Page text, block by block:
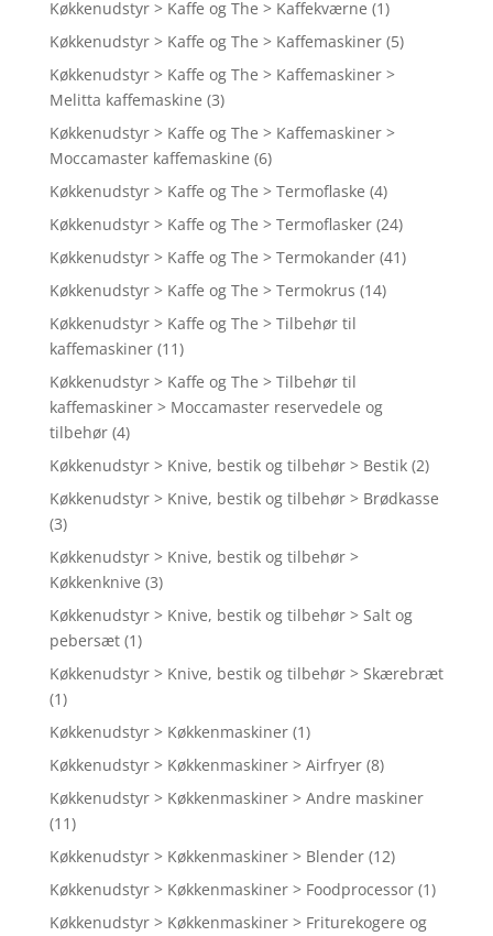
Køkkenudstyr > Kaffe og The > Kaffekværne (1)
Køkkenudstyr > Kaffe og The > Kaffemaskiner (5)
Køkkenudstyr > Kaffe og The > Kaffemaskiner >
Melitta kaffemaskine (3)
Køkkenudstyr > Kaffe og The > Kaffemaskiner >
Moccamaster kaffemaskine (6)
Køkkenudstyr > Kaffe og The > Termoflaske (4)
Køkkenudstyr > Kaffe og The > Termoflasker (24)
Køkkenudstyr > Kaffe og The > Termokander (41)
Køkkenudstyr > Kaffe og The > Termokrus (14)
Køkkenudstyr > Kaffe og The > Tilbehør til
kaffemaskiner (11)
Køkkenudstyr > Kaffe og The > Tilbehør til
kaffemaskiner > Moccamaster reservedele og
tilbehør (4)
Køkkenudstyr > Knive, bestik og tilbehør > Bestik (2)
Køkkenudstyr > Knive, bestik og tilbehør > Brødkasse
(3)
Køkkenudstyr > Knive, bestik og tilbehør >
Køkkenknive (3)
Køkkenudstyr > Knive, bestik og tilbehør > Salt og
pebersæt (1)
Køkkenudstyr > Knive, bestik og tilbehør > Skærebræt
(1)
Køkkenudstyr > Køkkenmaskiner (1)
Køkkenudstyr > Køkkenmaskiner > Airfryer (8)
Køkkenudstyr > Køkkenmaskiner > Andre maskiner
(11)
Køkkenudstyr > Køkkenmaskiner > Blender (12)
Køkkenudstyr > Køkkenmaskiner > Foodprocessor (1)
Køkkenudstyr > Køkkenmaskiner > Friturekogere og